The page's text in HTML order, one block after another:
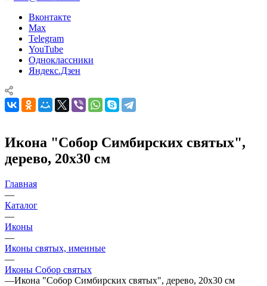
Вконтакте
Max
Telegram
YouTube
Одноклассники
Яндекс.Дзен
Икона "Собор Симбирских святых",
дерево, 20х30 см
Главная
—
Каталог
—
Иконы
—
Иконы святых, именные
—
Иконы Собор святых
—Икона "Собор Симбирских святых", дерево, 20х30 см